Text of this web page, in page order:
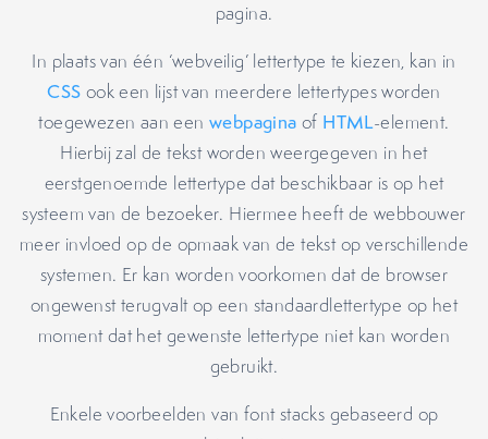
pagina.
In plaats van één ‘webveilig’ lettertype te kiezen, kan in
CSS ook een lijst van meerdere lettertypes worden
toegewezen aan eenwebpagina of HTML-element.
Hierbij zal de tekst worden weergegeven in het
eerstgenoemde lettertype dat beschikbaar is op het
systeem van de bezoeker. Hiermee heeft de webbouwer
meer invloed op de opmaak van de tekst op verschillende
systemen. Er kan worden voorkomen dat de browser
ongewenst terugvalt op een standaardlettertype op het
moment dat het gewenste lettertype niet kan worden
gebruikt.
Enkele voorbeelden van font stacks gebaseerd op